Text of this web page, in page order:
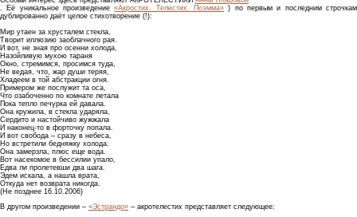
. Её уникальное произведение«Акростих. Телестих. Поэмма» ) по первым и последним строчкам
дублированно даёт целое стихотворение (!):
Мир утаен за хрусталем стекла,
Творит иллюзию заоблачного рая.
И вот, не зная про осенни холода,
Назойливую мухою тараня
Окно, стремимся, просимся туда,
Не ведая, что, жар души теряя,
Хладеем в той абстракции огня.
Примером же послужит та оса,
Что озабоченно по комнате летала
Пока тепло печурка ей давала.
Она кружила, в стекла ударяла,
Сердито и настойчиво жужжала
И наконец-то в форточку попала.
И вот свобода – сразу в небеса,
Но встретили бедняжку холода.
Она замерзла, плюс еще вода.
Вот насекомое в бессилии упало,
Едва ли пролетевши два шага.
Эдем искала, а нашла врата,
Откуда нет возврата никогда.
(Не позднее 16.10.2006)
В другом произведении – «Эстрандо» – акротелестих представляет следующее: